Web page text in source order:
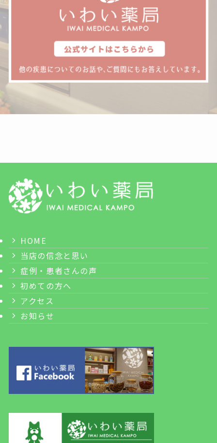
HOME
当店の信念と思い
症例・患者さんの声
初めての方へ
アクセス
お知らせ